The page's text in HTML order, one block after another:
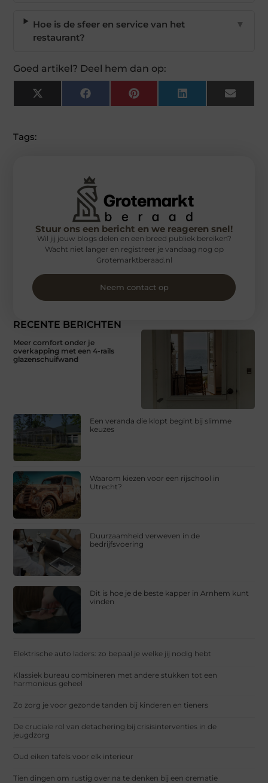
Hoe is de sfeer en service van het
restaurant?
▼
Goed artikel? Deel hem dan op:
X
(Twitter)
FacebookPinterest LinkedIn Email
Tags:
RECENTE BERICHTEN
Meer comfort onder je
overkapping met een 4-rails
glazenschuifwand
Een veranda die klopt begint bij slimme
keuzes
Waarom kiezen voor een rijschool in
Utrecht?
Duurzaamheid verweven in de
bedrijfsvoering
Dit is hoe je de beste kapper in Arnhem kunt
vinden
Elektrische auto laders: zo bepaal je welke jij nodig hebt
Klassiek bureau combineren met andere stukken tot een
harmonieus geheel
Zo zorg je voor gezonde tanden bij kinderen en tieners
De cruciale rol van detachering bij crisisinterventies in de
jeugdzorg
Oud eiken tafels voor elk interieur
Tien dingen om rustig over na te denken bij een crematie
Stuur ons een bericht en we reageren snel!
Wil jij jouw blogs delen en een breed publiek bereiken?
Wacht niet langer en registreer je vandaag nog op
Grotemarktberaad.nl
Neem contact op